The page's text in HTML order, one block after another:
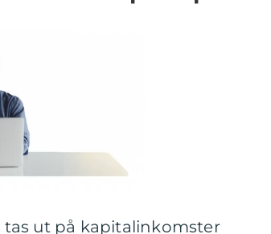
ut på kapitalinkomster